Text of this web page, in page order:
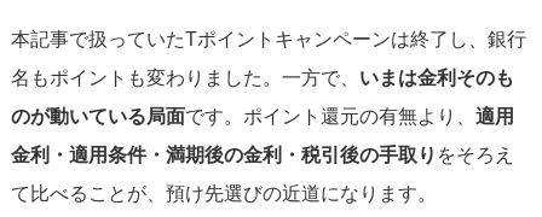
本記事で扱っていたTポイントキャンペーンは終了し、銀行
名もポイントも変わりました。一方で、 いまは金利そのも
のが動いている局面です。ポイント還元の有無より、 適用
金利・適用条件・満期後の金利・税引後の手取り をそろえ
て比べることが、預け先選びの近道になります。